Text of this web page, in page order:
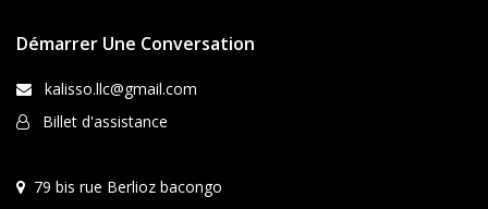
Démarrer Une Conversation
kalisso.llc@gmail.com
Billet d'assistance
79 bis rue Berlioz bacongo